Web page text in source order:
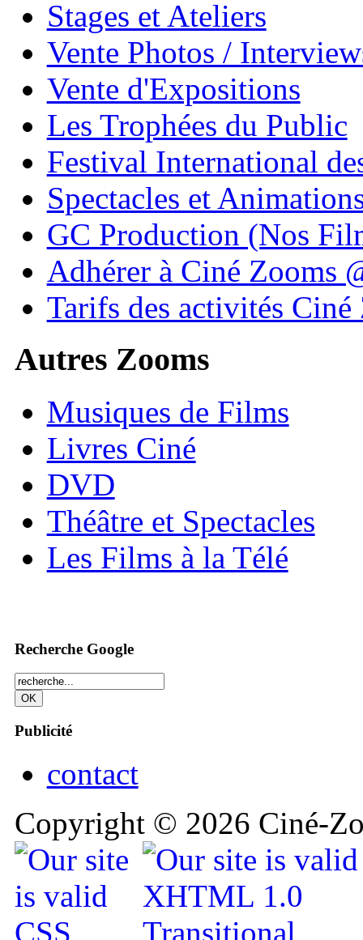
Stages et Ateliers
Vente Photos /
Vente d'Expositions
Les Trophées du Public
Festival International
Spectacles et
GC Production (Nos
Adhérer à Ciné Zooms
Tarifs des activités Ciné
Autres Zooms
Musiques de Films
Livres Ciné
DVD
Théâtre et Spectacles
Les Films à la Télé
Recherche Google
Publicité
contact
Copyright © 2026 Ciné-